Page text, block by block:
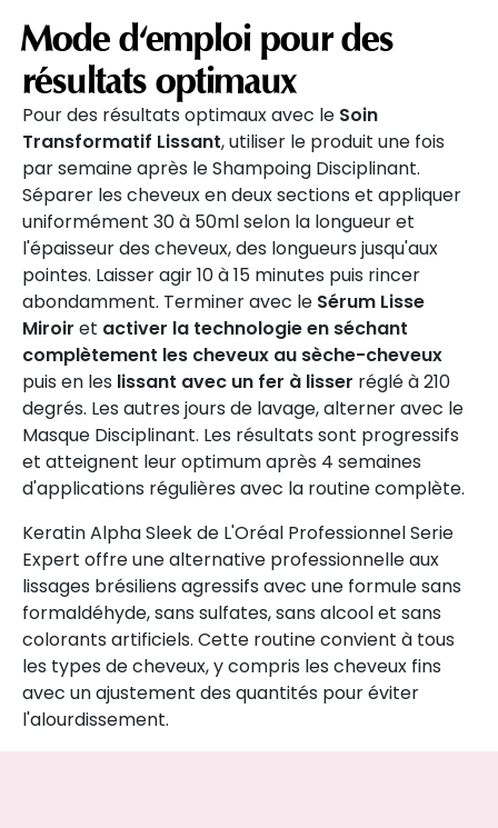
Mode d'emploi pour des
résultats optimaux
Pour des résultats optimaux avec le Soin
Transformatif Lissant, utiliser le produit une fois
par semaine après le Shampoing Disciplinant.
Séparer les cheveux en deux sections et appliquer
uniformément 30 à 50ml selon la longueur et
l'épaisseur des cheveux, des longueurs jusqu'aux
pointes. Laisser agir 10 à 15 minutes puis rincer
abondamment. Terminer avec le Sérum Lisse
Miroir et activer la technologie en séchant
complètement les cheveux au sèche-cheveux
puis en les lissant avec un fer à lisser réglé à 210
degrés. Les autres jours de lavage, alterner avec le
Masque Disciplinant. Les résultats sont progressifs
et atteignent leur optimum après 4 semaines
d'applications régulières avec la routine complète.
Keratin Alpha Sleek de L'Oréal Professionnel Serie
Expert offre une alternative professionnelle aux
lissages brésiliens agressifs avec une formule sans
formaldéhyde, sans sulfates, sans alcool et sans
colorants artificiels. Cette routine convient à tous
les types de cheveux, y compris les cheveux fins
avec un ajustement des quantités pour éviter
l'alourdissement.